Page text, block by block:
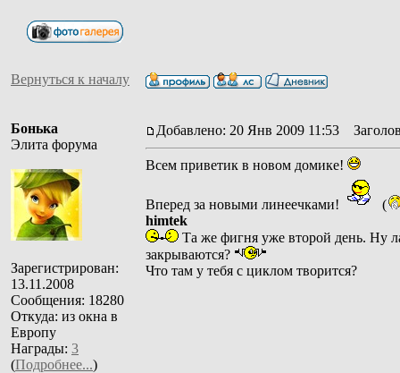
Вернуться к началу
Бонька
Элита форума
Зарегистрирован:
13.11.2008
Сообщения: 18280
Откуда: из окна в
Европу
Награды: 3
(Подробнее...)
Добавлено: 20 Янв 2009 11:53
Всем приветик в новом домике!
Вперед за новыми линеечками!
(
himtek
Та же фигня уже второй день. Ну
закрываются?
Что там у тебя с циклом творится?